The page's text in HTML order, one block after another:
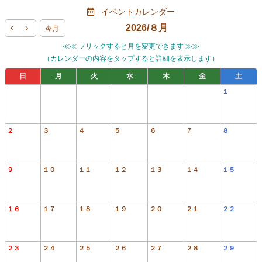
イベントカレンダー
‹ › 今月 2026/８月
≪≪ フリックすると月を変更できます ≫≫
（カレンダーの内容をタップすると詳細を表示します）
日 月 火 水 木 金 土
１
２ ３ ４ ５ ６ ７ ８
９ １０ １１ １２ １３ １４ １５
１６ １７ １８ １９ ２０ ２１ ２２
２３ ２４ ２５ ２６ ２７ ２８ ２９